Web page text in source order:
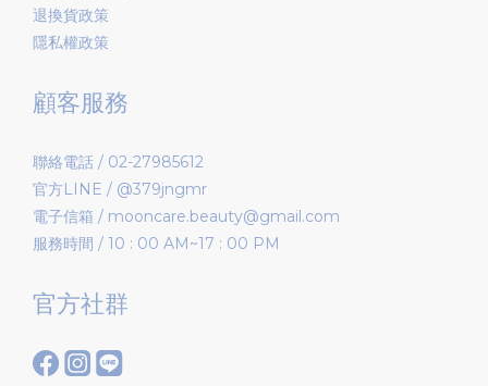
退換貨政策
隱私權政策
顧客服務
聯絡電話 / 02-27985612
官方LINE / @379jngmr
電子信箱 / mooncare.beauty@gmail.com
服務時間 / 10 : 00 AM~17 : 00 PM
官方社群